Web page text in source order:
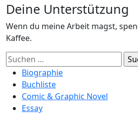
Deine Unterstützung
Wenn du meine Arbeit magst,
Kaffee.
Suchen
nach:Biographie
Buchliste
Comic & Graphic Novel
Essay